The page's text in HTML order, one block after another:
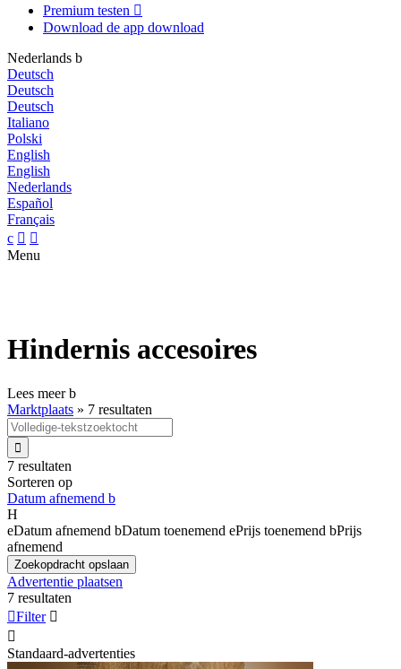
Premium testen 
Download de app download
Nederlands b
Deutsch
Deutsch
Deutsch
Italiano
Polski
English
English
Nederlands
Español
Français
c  
Menu
Hindernis accesoires
Lees meerb
Marktplaats » 7 resultaten

7 resultaten
Sorteren op
Datum afnemend b
H
eDatum afnemend bDatum toenemend ePrijs toenemend bPrijs
afnemend
Zoekopdracht opslaan
Advertentie plaatsen
7 resultaten
Filter 

Standaard-advertenties